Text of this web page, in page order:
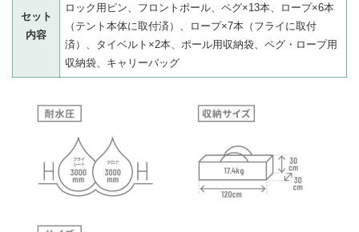
セット
内容
ロック用ピン、フロントポール、ペグ×13本、ロープ×6本
（テント本体に取付済）、ロープ×7本（フライに取付
済）、タイベルト×2本、ポール用収納袋、ペグ・ロープ用
収納袋、キャリーバッグ